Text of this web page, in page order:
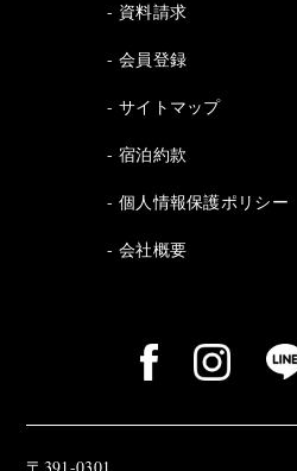
資料請求
会員登録
サイトマップ
宿泊約款
個人情報保護ポリシー
会社概要